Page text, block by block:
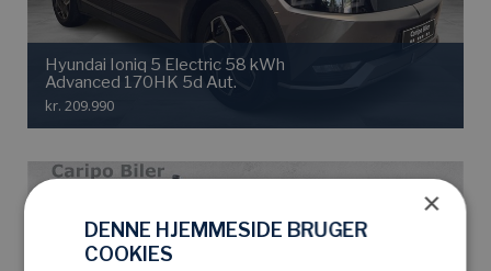
Hyundai Ioniq 5 Electric 58 kWh
Advanced 170HK 5d Aut.
kr. 209.990
×
DENNE HJEMMESIDE BRUGER
COOKIES